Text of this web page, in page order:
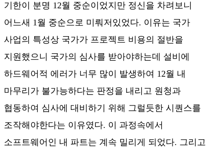
기한이 분명 12월 중순이었지만 정신을 차려보니
어느새 1월 중순으로 미뤄저있었다. 이유는 국가
사업의 특성상 국가가 프로젝트 비용의 절반을
지원했으니 국가의 심사를 받아야하는데 설비에
하드웨어적 에러가 너무 많이 발생하여 12월 내
마무리가 불가능하다는 판정을 내리고 원청과
협동하여 심사에 대비하기 위해 그럴듯한 시퀀스를
조작해야한다는 이유였다. 이 과정속에서
소프트웨어인 내 파트는 계속 밀리게 되었다. 그리고